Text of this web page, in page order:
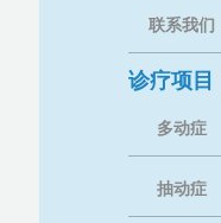
联系我们
诊疗项目
多动症
抽动症